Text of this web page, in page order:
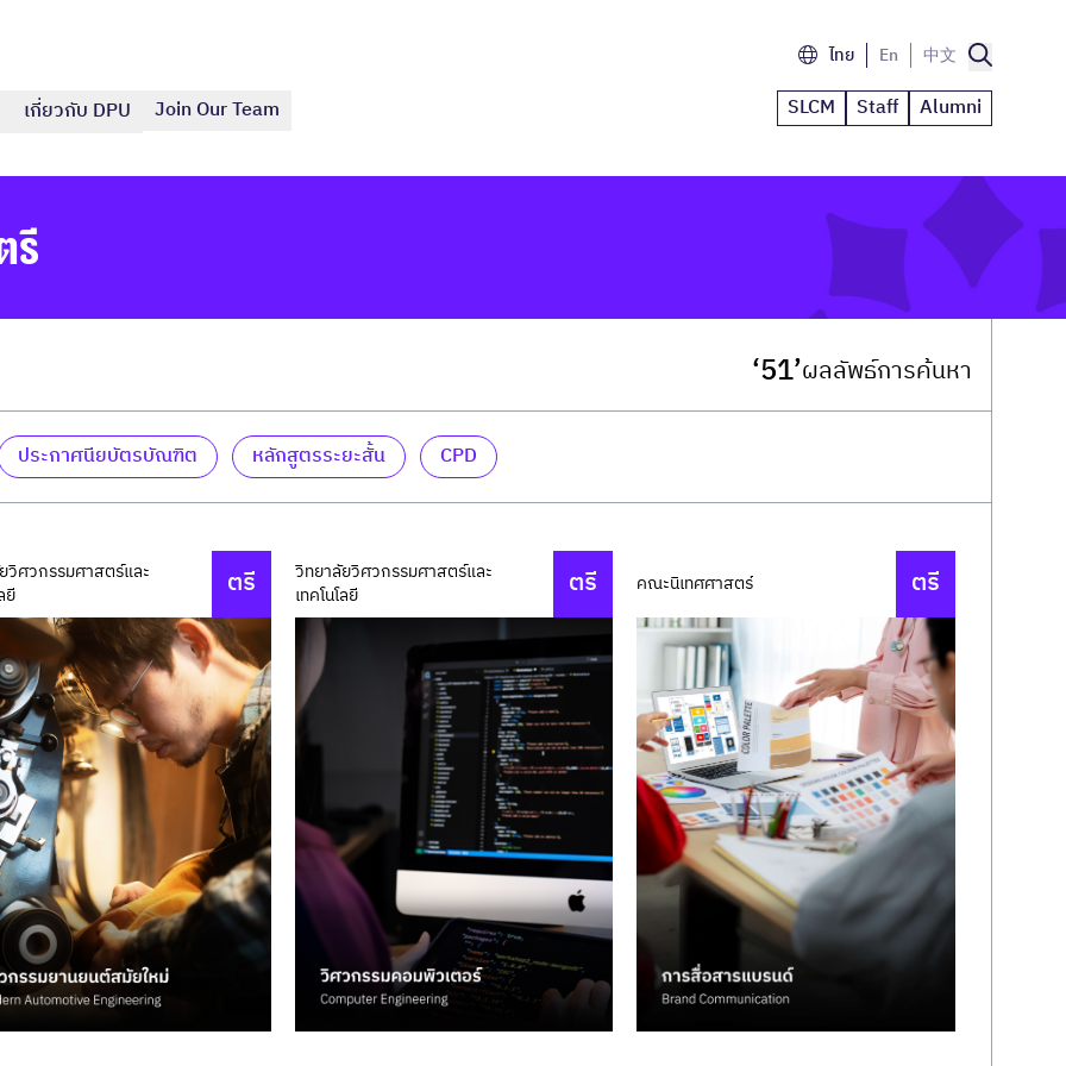
ไทย En 中文
เกี่ยวกับ DPU Join Our Team SLCM Staff Alumni
รี
‘51’ผลลัพธ์การค้นหา
ประกาศนียบัตรบัณฑิต หลักสูตรระยะสั้น CPD
วิศวกรรมศาสตร์และ
ยี
ตรี
วิทยาลัยวิศวกรรมศาสตร์และ
เทคโนโลยี
ตรี คณะนิเทศศาสตร์ ตรี